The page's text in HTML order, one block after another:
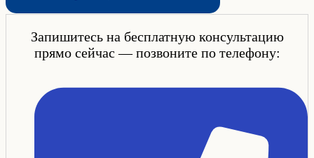
Запишитесь на бесплатную консультацию
прямо сейчас — позвоните по телефону: